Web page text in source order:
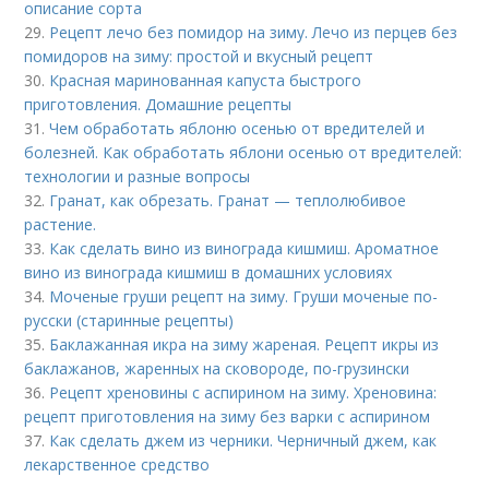
описание сорта
29. Рецепт лечо без помидор на зиму. Лечо из перцев без
помидоров на зиму: простой и вкусный рецепт
30. Красная маринованная капуста быстрого
приготовления. Домашние рецепты
31.Чем обработать яблоню осенью от вредителей и
болезней. Как обработать яблони осенью от вредителей:
технологии и разные вопросы
32. Гранат, как обрезать. Гранат — теплолюбивое
растение.
33. Как сделать вино из винограда кишмиш. Ароматное
вино из винограда кишмиш в домашних условиях
34. Моченые груши рецепт на зиму. Груши моченые по-
русски (старинные рецепты)
35. Баклажанная икра на зиму жареная. Рецепт икры из
баклажанов, жаренных на сковороде, по-грузински
36. Рецепт хреновины с аспирином на зиму. Хреновина:
рецепт приготовления на зиму без варки с аспирином
37. Как сделать джем из черники. Черничный джем, как
лекарственное средство